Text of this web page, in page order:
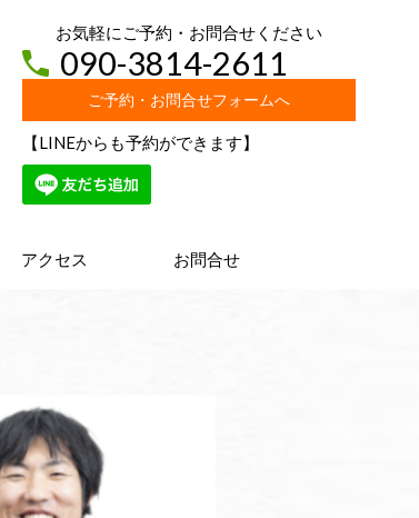
お気軽にご予約・お問合せください
090-3814-2611
ご予約・お問合せフォームへ
【LINEからも予約ができます】
アクセス お問合せ